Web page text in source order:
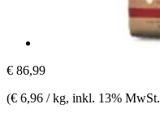
€ 86,99
(€ 6,96 / kg, inkl. 13% MwSt.